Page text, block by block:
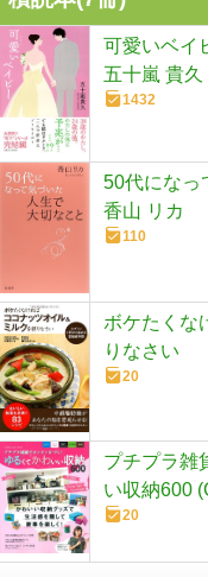
可愛いベイ
五十嵐 貴久
1432
50代になっ
香山 リカ
110
ボケたくな
りなさい
20
プチプラ雑
い収納600
20